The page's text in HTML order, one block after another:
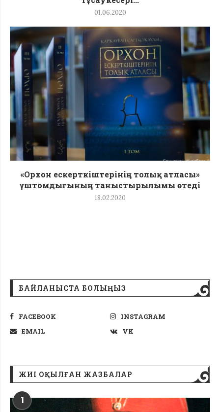
01.06.2020
«Орхон ескерткіштерінің толық атласы»
үштомдығының таныстырылымы өтеді
18.02.2020
БАЙЛАНЫСТА БОЛЫҢЫЗ
FACEBOOK
INSTAGRAM
EMAIL
VK
ЖИІ ОҚЫЛҒАН ЖАЗБАЛАР
1